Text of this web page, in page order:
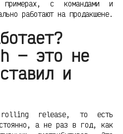
с командами и
работают на продакшене.
— это не
и
release, то есть
а не раз в год, как